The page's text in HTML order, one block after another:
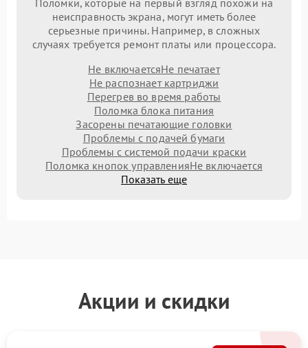
неисправность экрана, могут иметь более
серьезные причины. Например, в сложных
случаях требуется ремонт платы или процессора.
Не включаетсяНе печатает
Не распознает картриджи
Перегрев во время работы
Поломка блока питания
Засорены печатающие головки
Проблемы с подачей бумаги
Проблемы с системой подачи краски
Поломка кнопок управленияНе включается
Показать еще
Акции и скидки